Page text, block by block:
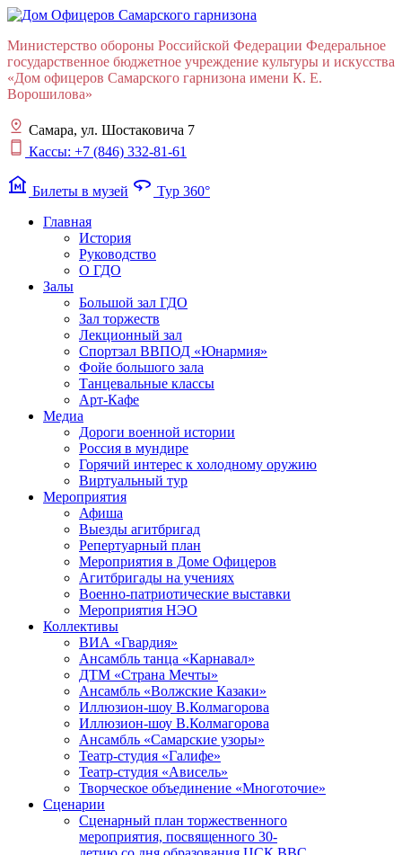
Министерство обороны Российской Федерации Федеральное
государственное бюджетное учреждение культуры и искусства
«Дом офицеров Cамарского гарнизона имени К. Е.
Ворошилова»
Самара, ул. Шостаковича 7
Кассы: +7 (846) 332-81-61
museum Билеты в музей 360 Тур 360°
Главная
История
Руководство
О ГДО
Залы
Большой зал ГДО
Зал торжеств
Лекционный зал
Cпортзал ВВПОД «Юнармия»
Фойе большого зала
Танцевальные классы
Арт-Кафе
Медиа
Дороги военной истории
Россия в мундире
Горячий интерес к холодному оружию
Виртуальный тур
Мероприятия
Афиша
Выезды агитбригад
Репертуарный план
Мероприятия в Доме Офицеров
Агитбригады на учениях
Военно-патриотические выставки
Мероприятия НЭО
Коллективы
ВИА «Гвардия»
Ансамбль танца «Карнавал»
ДТМ «Страна Мечты»
Ансамбль «Волжские Казаки»
Иллюзион-шоу В.Колмагорова
Иллюзион-шоу В.Колмагорова
Ансамбль «Самарские узоры»
Театр-студия «Галифе»
Театр-студия «Ависель»
Творческое объединение «Многоточие»
Сценарии
Сценарный план торжественного
мероприятия, посвященного 30-